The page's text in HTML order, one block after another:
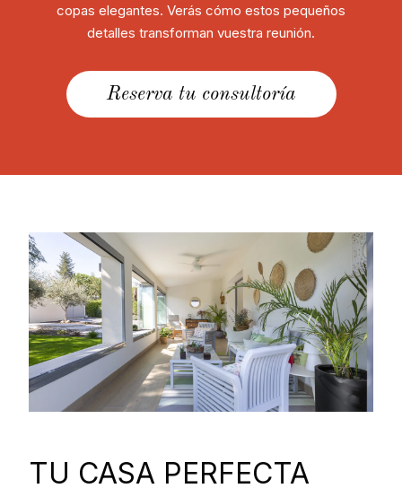
copas elegantes. Verás cómo estos pequeños
detalles transforman vuestra reunión.
Reserva tu consultoría
TU CASA PERFECTA